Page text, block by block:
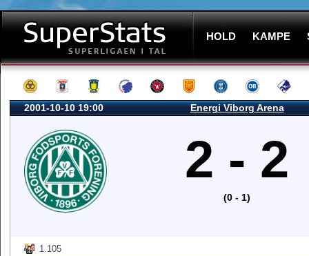
HOLD KAMPE
2001-10-10 19:00 Energi Viborg Arena
2 - 2
(0 - 1)
1.105